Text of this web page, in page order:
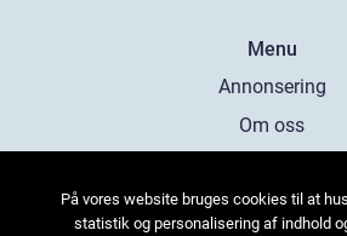
Menu
Annonsering
Om oss
Kontakta oss
På vores website bruges cookies til at
statistik og personalisering af indhold